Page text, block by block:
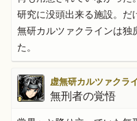
研究に没頭出来る施設。だ
無研カルツァクラインは独
た。
虚無研カルツァクラ
無刑者の覚悟